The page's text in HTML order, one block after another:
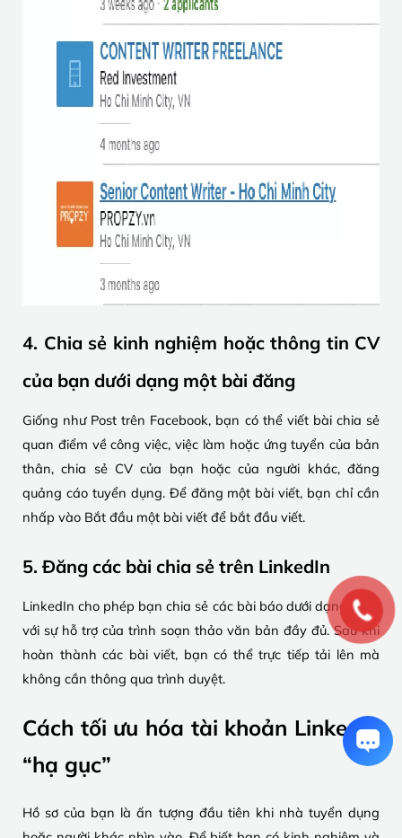
4. Chia sẻ kinh nghiệm hoặc thông tin CV
của bạn dưới dạng một bài đăng
Giống như Post trên Facebook, bạn có thể viết bài chia sẻ
quan điểm về công việc, việc làm hoặc ứng tuyển của bản
thân, chia sẻ CV của bạn hoặc của người khác, đăng
quảng cáo tuyển dụng. Để đăng một bài viết, bạn chỉ cần
nhấp vào Bắt đầu một bài viết để bắt đầu viết.
5. Đăng các bài chia sẻ trên LinkedIn
LinkedIn cho phép bạn chia sẻ các bài báo dưới dạng blog,
với sự hỗ trợ của trình soạn thảo văn bản đầy đủ. Sau khi
hoàn thành các bài viết, bạn có thể trực tiếp tải lên mà
không cần thông qua trình duyệt.
Cách tối ưu hóa tài khoản LinkedIn
“hạ gục”
Hồ sơ của bạn là ấn tượng đầu tiên khi nhà tuyển dụng